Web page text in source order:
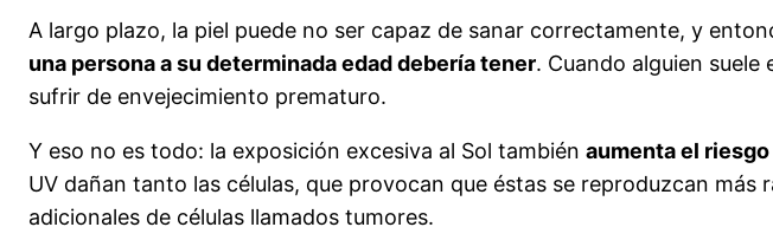
A largo plazo, la piel puede no ser capaz de sanar correctamente, y
una persona a su determinada edad debería tener. Cuando alguien
sufrir de envejecimiento prematuro.
Y eso no es todo: la exposición excesiva al Sol también aumenta el
UV dañan tanto las células, que provocan que éstas se reproduzcan
adicionales de células llamados tumores.